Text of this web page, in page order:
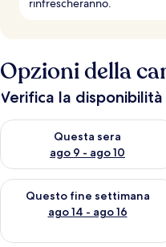
Opzioni della
Verifica la
Questa sera
ago 9 - ago 10
Verifica la disponibilità per
Questo fine settimana
ago 14 - ago 16
Verifica la disponibilità per